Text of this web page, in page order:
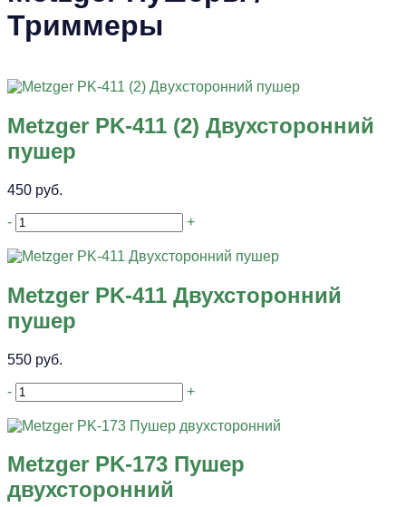
Триммеры
Metzger PK-411 (2) Двухсторонний
пушер
450 руб.
- +
Metzger PK-411 Двухсторонний
пушер
550 руб.
- +
Metzger PK-173 Пушер
двухсторонний